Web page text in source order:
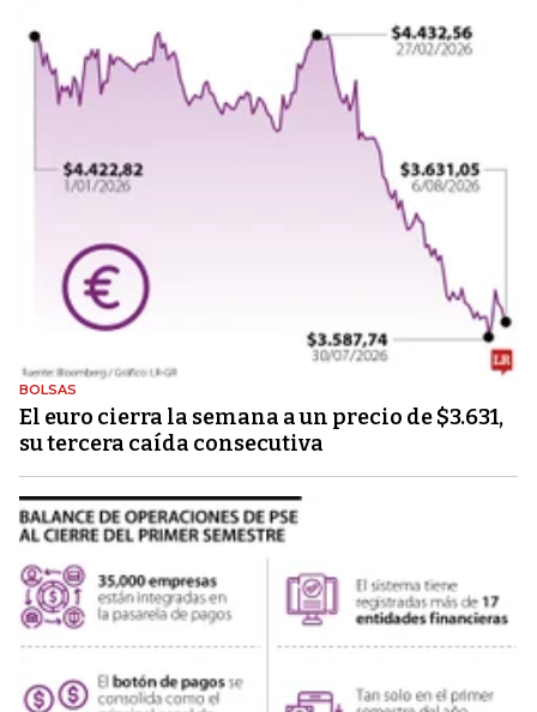
BOLSAS
El euro cierra la semana a un precio de $3.631,
su tercera caída consecutiva